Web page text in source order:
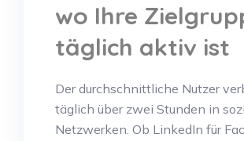
wo Ihre
täglich aktiv ist
Der durchschnittliche Nutzer
täglich über zwei Stunden in
Netzwerken. Ob LinkedIn für